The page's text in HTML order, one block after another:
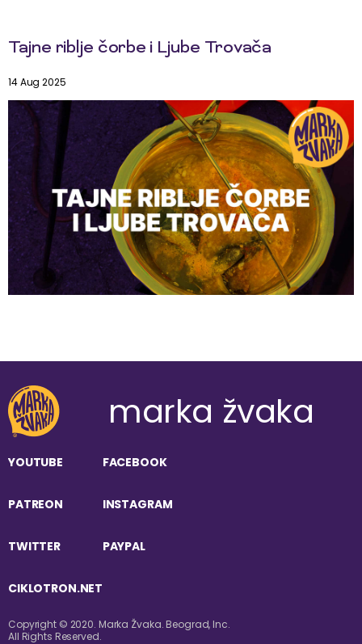
Tajne riblje čorbe i Ljube Trovača
14 Aug 2025
marka žvaka
YOUTUBE FACEBOOK
PATREON INSTAGRAM
TWITTER PAYPAL
CIKLOTRON.NET
Copyright © 2020. Marka Žvaka. Beograd, Inc.
All Rights Reserved.